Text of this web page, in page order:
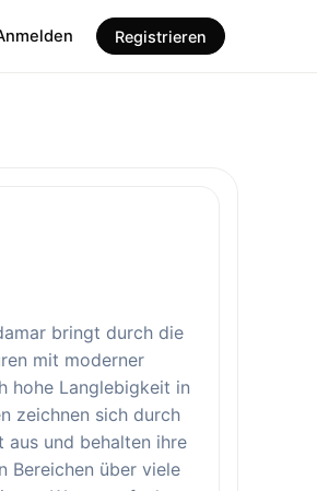
Registrieren
bringt durch die
mit moderner
hohe Langlebigkeit in
zeichnen sich durch
und behalten ihre
Bereichen über viele